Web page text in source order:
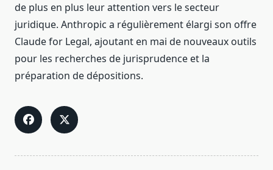
de plus en plus leur attention vers le secteur
juridique. Anthropic a régulièrement élargi son offre
Claude for Legal, ajoutant en mai de nouveaux outils
pour les recherches de jurisprudence et la
préparation de dépositions.